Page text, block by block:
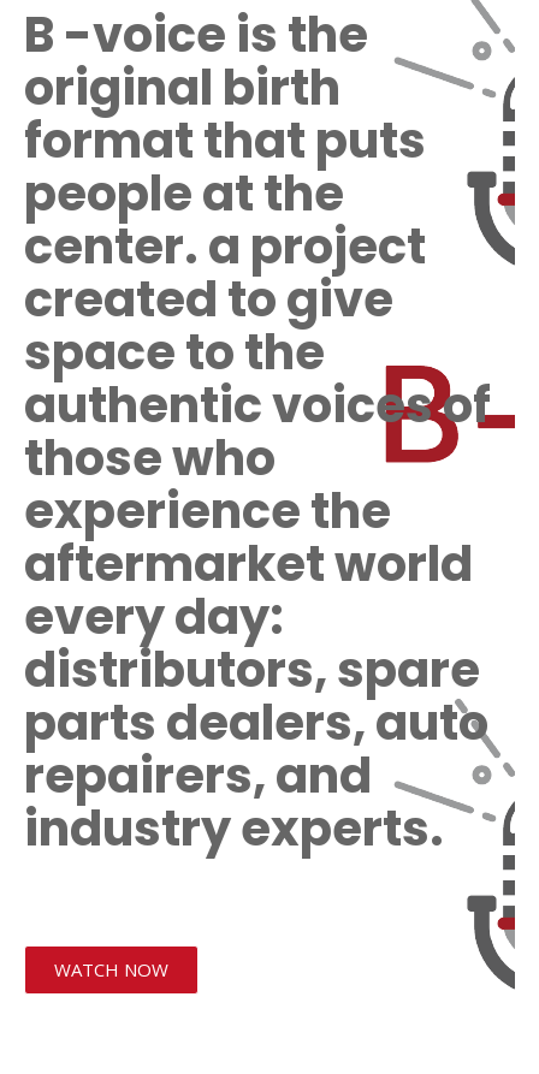
B-voice is the
original birth
format that puts
people at the
center.a project
created to give
space to the
authentic voices of
those who
experience the
aftermarket world
every day:
distributors, spare
parts dealers, auto
repairers, and
industry experts.
WATCH NOW